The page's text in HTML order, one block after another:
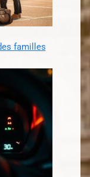
familles